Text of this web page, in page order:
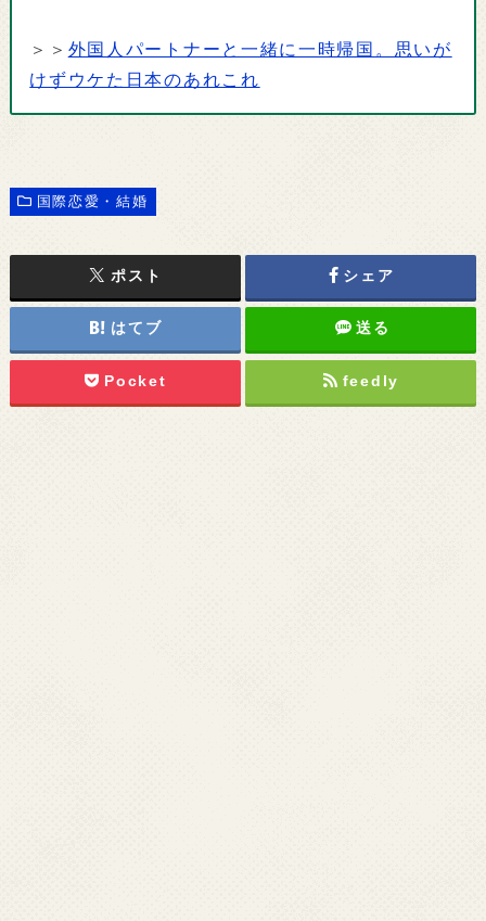
＞＞ 外国人パートナーと一緒に一時帰国。思いが
けずウケた日本のあれこれ
国際恋愛・結婚
ポスト シェア
はてブ 送る
Pocket feedly